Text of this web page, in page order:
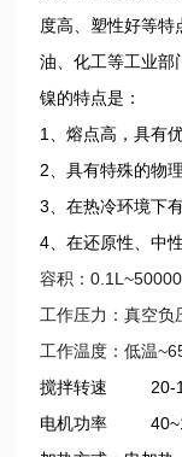
度高、塑性好等
油、化工等工业部
镍的特点是：
1
、熔点高，具有
2 、具有特殊的物
3 、在热冷环境下
4 、在还原性、中
容积：
工作压力：真空负
工作温度：低温
搅拌转速 20-
电机功率